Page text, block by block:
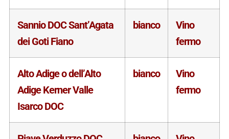
Sannio DOC Sant’Agata
dei Goti Fiano
bianco
Vino
fermo
Alto Adige o dell’Alto
Adige Kerner Valle
Isarco DOC
bianco
Vino
fermo